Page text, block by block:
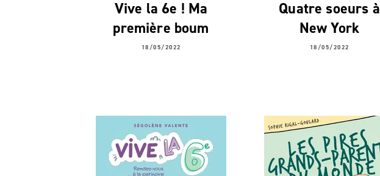
Vive la 6e ! Ma
première boum
18/05/2022
Quatre soeurs à
New York
18/05/2022